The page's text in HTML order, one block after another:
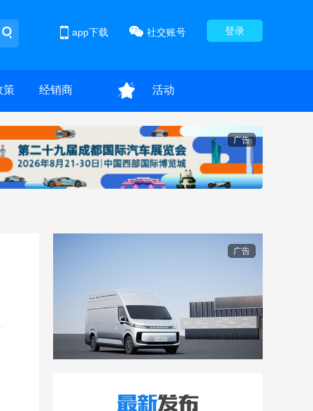
登录
社交账号
app下载
策 经销商 活动
广告
广告